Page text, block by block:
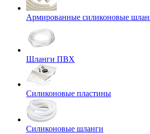
Армированные силиконовые
Шланги ПВХ
Силиконовые пластины
Силиконовые шланги